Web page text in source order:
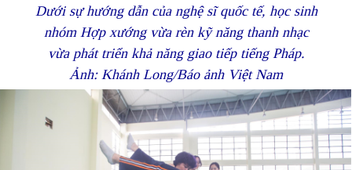
Dưới sự hướng dẫn của nghệ sĩ quốc tế, học sinh
nhóm Hợp xướng vừa rèn kỹ năng thanh nhạc
vừa phát triển khả năng giao tiếp tiếng Pháp.
Ảnh: Khánh Long/Báo ảnh Việt Nam